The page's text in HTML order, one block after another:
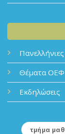
Πανελλήνιες
Θέματα
Εκδηλώσεις
τμήμα